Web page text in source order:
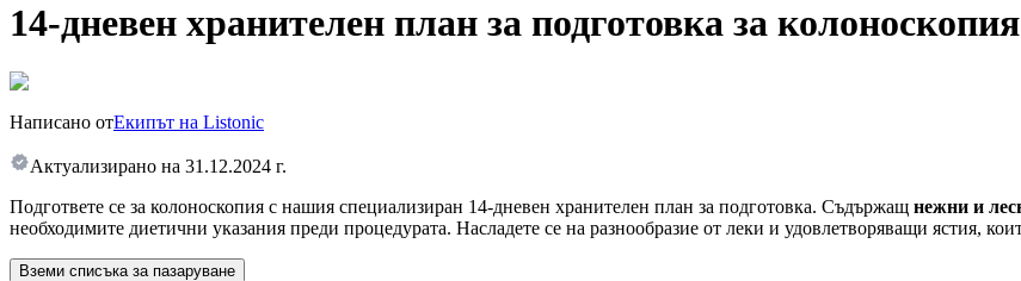
14-дневен хранителен план за подготовка за колоноскопия
Написано отЕкипът на Listonic
Актуализирано на 31.12.2024 г.
Подгответе се за колоноскопия с нашия специализиран 14-дневен хранителен план за подготовка. Съдържащ нежни и
необходимите диетични указания преди процедурата. Насладете се на разнообразие от леки и удовлетворяващи ястия,
Вземи списъка за пазаруване